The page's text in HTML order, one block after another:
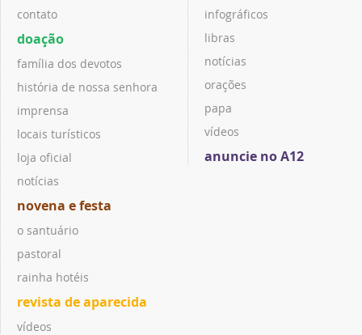
contato
doação
família dos devotos
história de nossa senhora
imprensa
locais turísticos
loja oficial
notícias
novena e festa
o santuário
pastoral
rainha hotéis
revista de aparecida
vídeos
infográficos
libras
notícias
orações
papa
vídeos
anuncie no A12